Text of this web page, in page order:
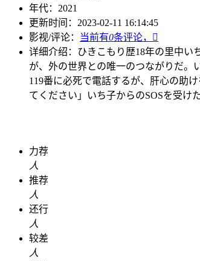
年代： 2021
更新时间： 2023-02-11 16:14:45
影视/评论：
当前有0条评论，

详细介绍： ひきこもり歴18年の里中
が、外の世界との唯一のつながりだ。
119番に必死で電話するが、肝心の助
てください」いち子からのSOSを受
力荐
人
推荐
人
还行
人
较差
人